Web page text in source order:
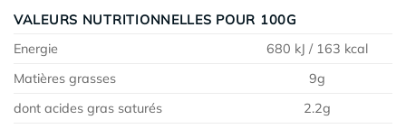
VALEURS NUTRITIONNELLES POUR 100G
Energie
680 kJ / 163 kcal
Matières grasses
9g
dont acides gras saturés
2.2g